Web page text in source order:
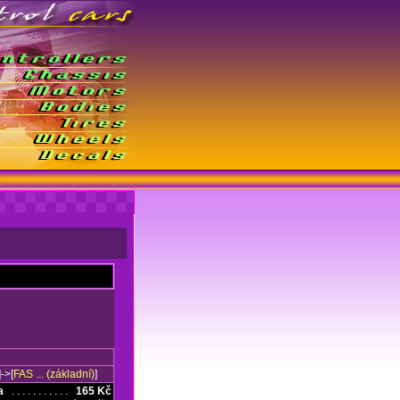
>[FAS ... (základní)]
. . . . . . . . . . . 165 Kč